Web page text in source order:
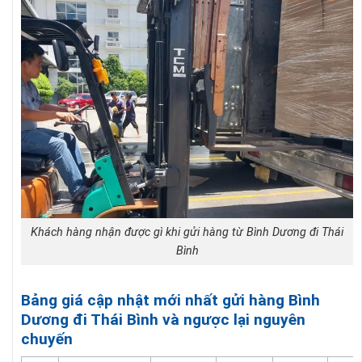
Khách hàng nhận được gì khi gửi hàng từ Bình Dương đi Thái
Bình
Bảng giá cập nhật mới nhất gửi hàng Bình
Dương đi Thái Bình và ngược lại nguyên
chuyến